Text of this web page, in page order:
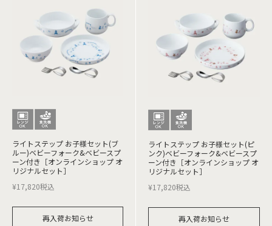
ライトステップ お子様セット(ブ
ルー)ベビーフォーク&ベビースプ
ーン付き［オンラインショップ オ
リジナルセット］
¥17,820税込
再入荷お知らせ
ライトステップ お子様セット(ピ
ンク)ベビーフォーク&ベビースプ
ーン付き［オンラインショップ オ
リジナルセット］
¥17,820税込
再入荷お知らせ